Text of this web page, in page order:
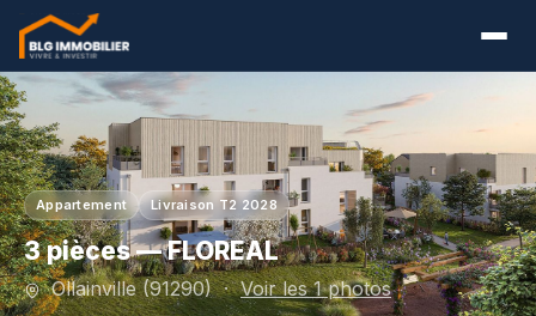
Appartement Livraison T2 2028
3 pièces — FLOREAL
Ollainville (91290) ·Voir les 1 photos